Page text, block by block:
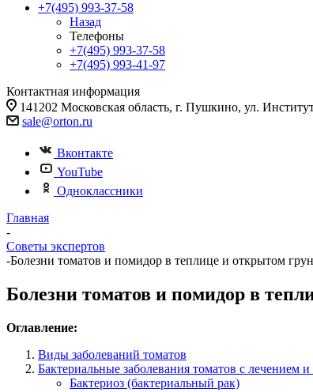
+7(495) 993-37-58
Назад
Телефоны
+7(495) 993-37-58
+7(495) 993-41-97
Контактная информация
141202 Московская область, г. Пушкино, ул.
sale@orton.ru
Вконтакте
YouTube
Одноклассники
Главная
-
Советы экспертов
-Болезни томатов и помидор в теплице и открытом
Болезни томатов и помидор в
Оглавление:
Виды заболеваний томатов
Бактериальные заболевания томатов с лечением
Бактериоз (бактериальный рак)